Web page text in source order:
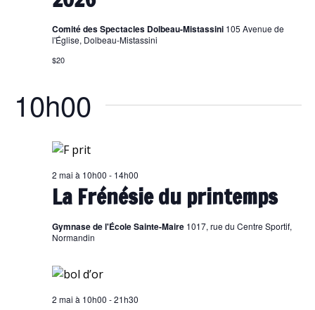
Comité des Spectacles Dolbeau-Mistassini 105 Avenue de
l'Église, Dolbeau-Mistassini
$20
10h00
La Frénésie du printemps
2 mai à 10h00 - 14h00
Gymnase de l'École Sainte-Maire 1017, rue du Centre Sportif,
Normandin
2 mai à 10h00 -21h30